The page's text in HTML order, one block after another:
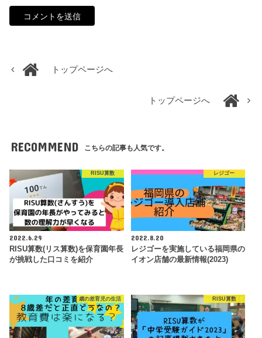
トップページへ
トップページへ
RECOMMEND こちらの記事も人気です。
RISU算数
2022.6.29
RISU算数(リス算数)を保育園年長
が挑戦した口コミを紹介
レジゴー
2022.8.20
レジゴーを実施している福岡県の
イオン店舗の最新情報(2023)
歳の差育児の生活 RISU算数